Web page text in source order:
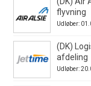
flyvning
Udløber:
(DK)
afdeling
Udløber: